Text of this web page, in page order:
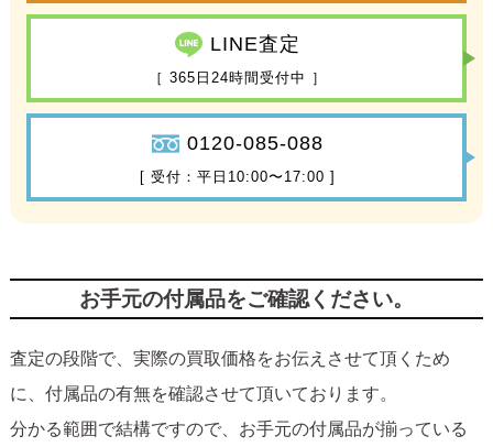
LINE査定
［ 365日24時間受付中 ］
0120-085-088
[ 受付：平日10:00〜17:00 ]
お手元の付属品をご確認ください。
査定の段階で、実際の買取価格をお伝えさせて頂くため
に、付属品の有無を確認させて頂いております。
分かる範囲で結構ですので、お手元の付属品が揃っている